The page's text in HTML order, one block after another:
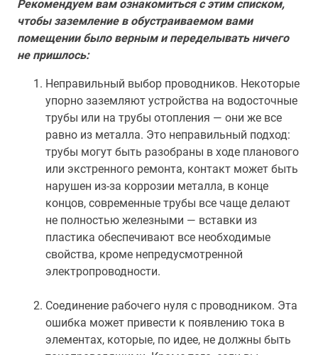
Рекомендуем вам ознакомиться с этим списком,
чтобы заземление в обустраиваемом вами
помещении было верным и переделывать ничего
не пришлось:
Неправильный выбор проводников. Некоторые
упорно заземляют устройства на водосточные
трубы или на трубы отопления — они же все
равно из металла. Это неправильный подход:
трубы могут быть разобраны в ходе планового
или экстренного ремонта, контакт может быть
нарушен из-за коррозии металла, в конце
концов, современные трубы все чаще делают
не полностью железными — вставки из
пластика обеспечивают все необходимые
свойства, кроме непредусмотренной
электропроводности.
Соединение рабочего нуля с проводником. Эта
ошибка может привести к появлению тока в
элементах, которые, по идее, не должны быть